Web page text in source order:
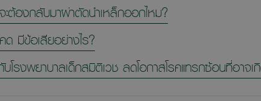
ต้องกลับมาผ่าตัดนำเหล็กออกไหม?
มีข้อเสียอย่างไร?
รงพยาบาลเด็กสมิติเวช ลดโอกาสโรคแทรกซ้อนที่อาจเ